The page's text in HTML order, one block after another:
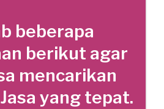
beberapa
berikut agar
mencarikan
yang tepat.